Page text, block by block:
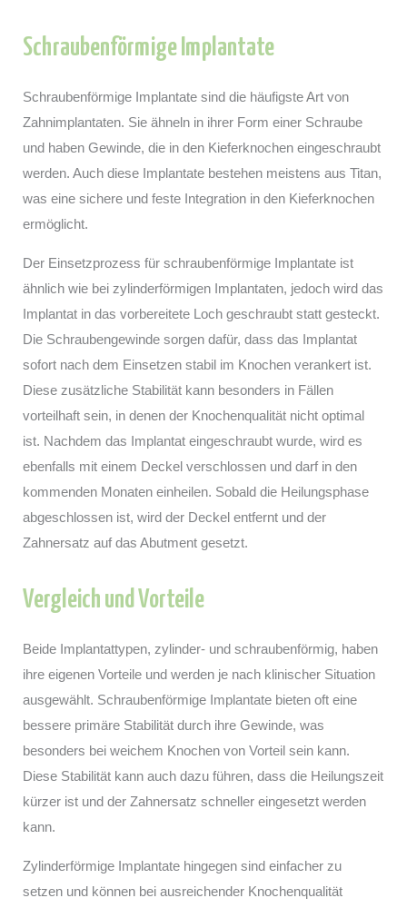
Schraubenförmige Implantate
Schraubenförmige Implantate sind die häufigste Art von
Zahnimplantaten. Sie ähneln in ihrer Form einer Schraube
und haben Gewinde, die in den Kieferknochen eingeschraubt
werden. Auch diese Implantate bestehen meistens aus Titan,
was eine sichere und feste Integration in den Kieferknochen
ermöglicht.
Der Einsetzprozess für schraubenförmige Implantate ist
ähnlich wie bei zylinderförmigen Implantaten, jedoch wird das
Implantat in das vorbereitete Loch geschraubt statt gesteckt.
Die Schraubengewinde sorgen dafür, dass das Implantat
sofort nach dem Einsetzen stabil im Knochen verankert ist.
Diese zusätzliche Stabilität kann besonders in Fällen
vorteilhaft sein, in denen der Knochenqualität nicht optimal
ist. Nachdem das Implantat eingeschraubt wurde, wird es
ebenfalls mit einem Deckel verschlossen und darf in den
kommenden Monaten einheilen. Sobald die Heilungsphase
abgeschlossen ist, wird der Deckel entfernt und der
Zahnersatz auf das Abutment gesetzt.
Vergleich und Vorteile
Beide Implantattypen, zylinder- und schraubenförmig, haben
ihre eigenen Vorteile und werden je nach klinischer Situation
ausgewählt. Schraubenförmige Implantate bieten oft eine
bessere primäre Stabilität durch ihre Gewinde, was
besonders bei weichem Knochen von Vorteil sein kann.
Diese Stabilität kann auch dazu führen, dass die Heilungszeit
kürzer ist und der Zahnersatz schneller eingesetzt werden
kann.
Zylinderförmige Implantate hingegen sind einfacher zu
setzen und können bei ausreichender Knochenqualität